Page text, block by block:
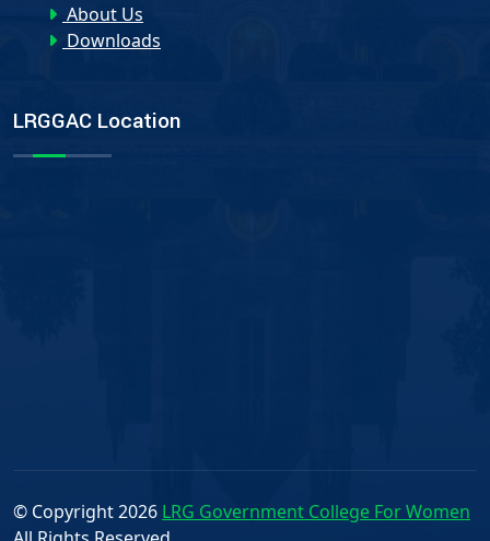
About Us
Downloads
LRGGAC Location
© Copyright2026 LRG Government College For Women